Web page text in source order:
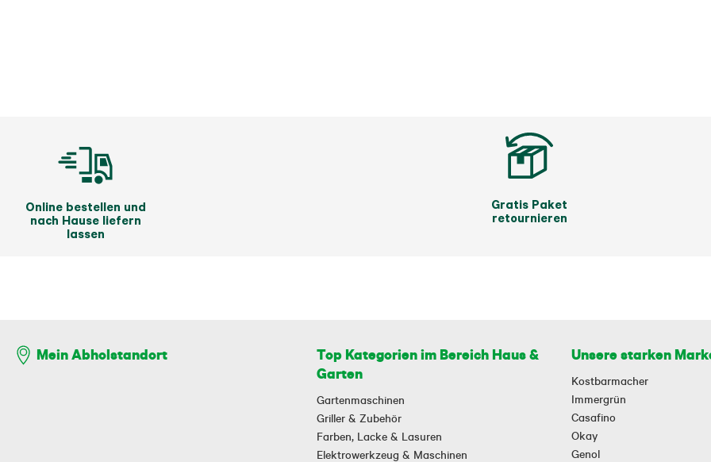
Online bestellen und
nach Hause liefern
lassen
Gratis Paket
retournieren
Mein Abholstandort
Top Kategorien im Bereich Haus &
Garten
Gartenmaschinen
Griller & Zubehör
Farben, Lacke & Lasuren
Elektrowerkzeug & Maschinen
Unsere starken
Kostbarmacher
Immergrün
Casafino
Okay
Genol